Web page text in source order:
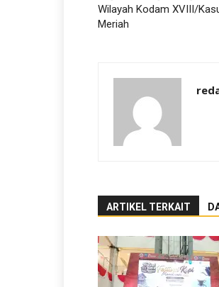
Wilayah Kodam XVIII/
Meriah
ARTIKEL TERKAIT